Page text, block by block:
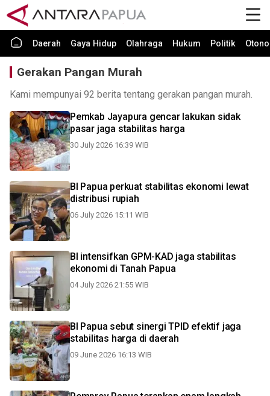
Daerah Gaya Hidup Olahraga Hukum Politik
Gerakan Pangan Murah
Kami mempunyai 92 berita tentang gerakan pangan murah.
Pemkab Jayapura gencar lakukan sidak
pasar jaga stabilitas harga
30 July 2026 16:39 WIB
BI Papua perkuat stabilitas ekonomi lewat
distribusi rupiah
06 July 2026 15:11 WIB
BI intensifkan GPM-KAD jaga stabilitas
ekonomi di Tanah Papua
04 July 2026 21:55 WIB
BI Papua sebut sinergi TPID efektif jaga
stabilitas harga di daerah
09 June 2026 16:13 WIB